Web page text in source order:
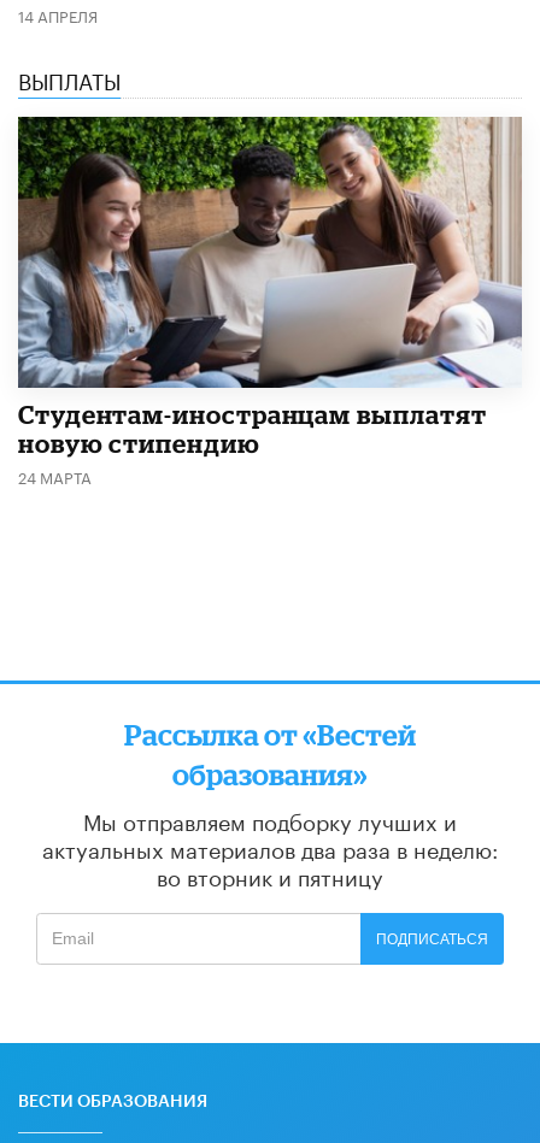
14 АПРЕЛЯ
ВЫПЛАТЫ
Студентам-иностранцам выплатят
новую стипендию
24 МАРТА
Рассылка от «Вестей
образования»
Мы отправляем подборку лучших и
актуальных материалов два раза в неделю:
во вторник и пятницу
ПОДПИСАТЬСЯ
ВЕСТИ ОБРАЗОВАНИЯ